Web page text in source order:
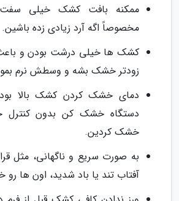
ممکنه بافت کشک خیلی
مخصوصاً اگه آرد زیادی زده باشین.
کشک ها خیلی درشت بودن و
زودتر خشک بشه و وسطش نرم
دمای خشک کردن کشک بالا
دستگاه خشک کن بدون کنترل
خشک کردین.
به صورت سریع و ناگهانی، مثل
آفتاب تند یا باد شدید، اون ها